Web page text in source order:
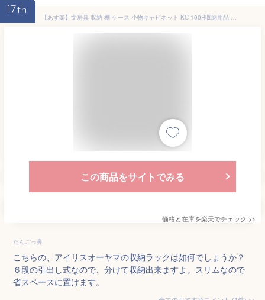
17th
【あす楽】文房具 収納 棚 ケース 小物キャビネット KC-100R収納用品 収納ケース ボックス 小物収納 引出収納 文具収納 新生活 アイリスオーヤマ
この商品をサイトでみる
価格と在庫を楽天でチェック >>
だんごっ鼻
こちらの、アイリスオーヤマの収納ラックは如何でしょうか？
６段の引出し式なので、分けて収納出来ますよ。スリムなので
省スペースに置けます。